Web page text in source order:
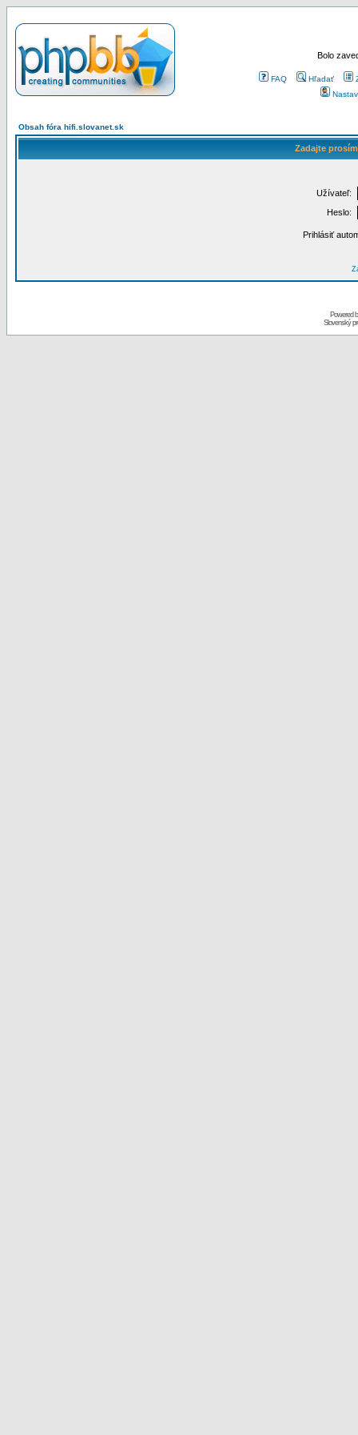
Bolo
FAQ Hľadať
Obsah fóra hifi.slovanet.sk
Zadajte
Užívateľ:
Heslo:
Prihlásiť
Powered
Slovenský